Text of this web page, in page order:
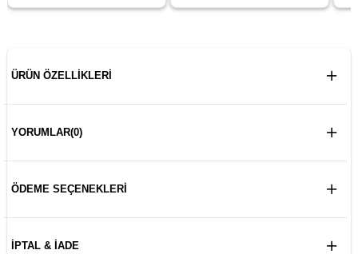
ÜRÜN ÖZELLIKLERI
YORUMLAR(0)
ÖDEME SEÇENEKLERI
İPTAL & İADE